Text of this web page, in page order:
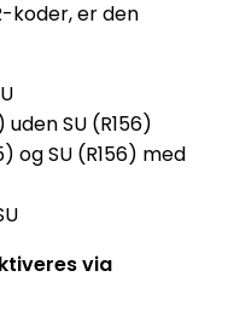
koder, er den
uden SU (R156)
og SU (R156) med
via